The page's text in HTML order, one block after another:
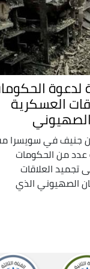
العسكرية
الصهيوني
جنيف في سويسرا
عدد من الحكومات
تجميد العلاقات
الصهيوني الذي